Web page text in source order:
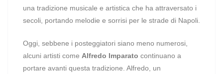
una tradizione musicale e artistica che ha attraversato i
secoli, portando melodie e sorrisi per le strade di Napoli.
Oggi, sebbene i posteggiatori siano meno numerosi,
alcuni artisti come Alfredo Imparato continuano a
portare avanti questa tradizione. Alfredo, un